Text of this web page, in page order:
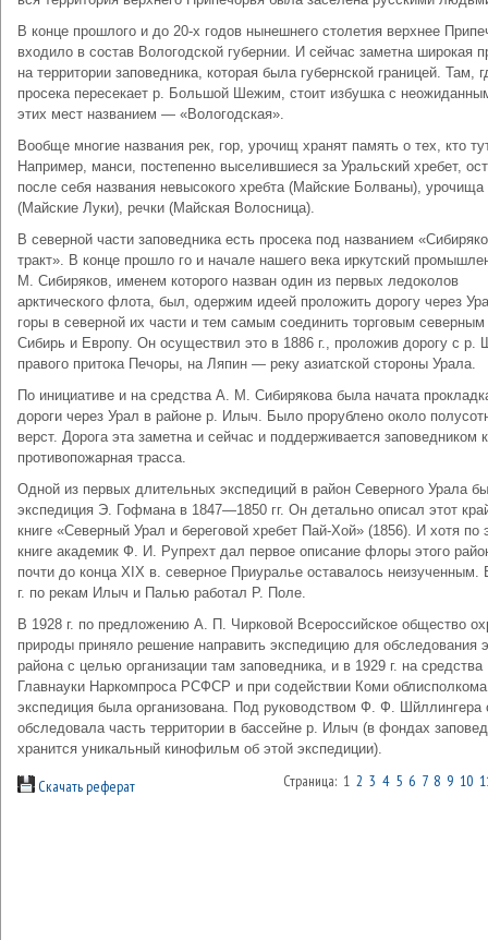
В конце прошлого и до 20-х годов нынешнего столетия верхнее
входило в состав Вологодской губернии. И сейчас заметна широкая
на территории заповедника, которая была губернской границей. Там,
просека пересекает р. Большой Шежим, стоит избушка с
этих мест названием — «Вологодская».
Вообще многие названия рек, гор, урочищ хранят память о тех, кто
Например, манси, постепенно выселившиеся за Уральский хребет,
после себя названия невысокого хребта (Майские Болваны), урочища
(Майские Луки), речки (Майская Волосница).
В северной части заповедника есть просека под названием
тракт». В конце прошло го и начале нашего века иркутский
М. Сибиряков, именем которого назван один из первых ледоколов
арктического флота, был, одержим идеей проложить дорогу через
горы в северной их части и тем самым соединить торговым
Сибирь и Европу. Он осуществил это в 1886 г., проложив дорогу с р.
правого притока Печоры, на Ляпин — реку азиатской стороны Урала.
По инициативе и на средства А. М. Сибирякова была начата
дороги через Урал в районе р. Илыч. Было прорублено около
верст. Дорога эта заметна и сейчас и поддерживается заповедником
противопожарная трасса.
Одной из первых длительных экспедиций в район Северного Урала
экспедиция Э. Гофмана в 1847—1850 гг. Он детально описал этот
книге «Северный Урал и береговой хребет Пай-Хой» (1856). И хотя по
книге академик Ф. И. Рупрехт дал первое описание флоры этого
почти до конца XIX в. северное Приуралье оставалось неизученным.
г. по рекам Илыч и Палью работал Р. Поле.
В 1928 г. по предложению А. П. Чирковой Всероссийское общество
природы приняло решение направить экспедицию для обследования
района с целью организации там заповедника, и в 1929 г. на средства
Главнауки Наркомпроса РСФСР и при содействии Коми облисполкома
экспедиция была организована. Под руководством Ф. Ф. Шйллингера
обследовала часть территории в бассейне р. Илыч (в фондах
хранится уникальный кинофильм об этой экспедиции).
Скачать реферат Страница: 1 2 3 4 5 6 7 8 9 10